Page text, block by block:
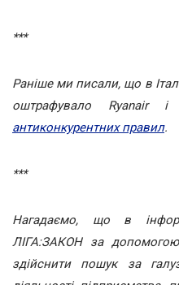
***
Раніше ми писали, що в
оштрафувало
антиконкурентних правил.
***
Нагадаємо, що в
ЛІГА:ЗАКОН за допомогою
здійснити пошук за